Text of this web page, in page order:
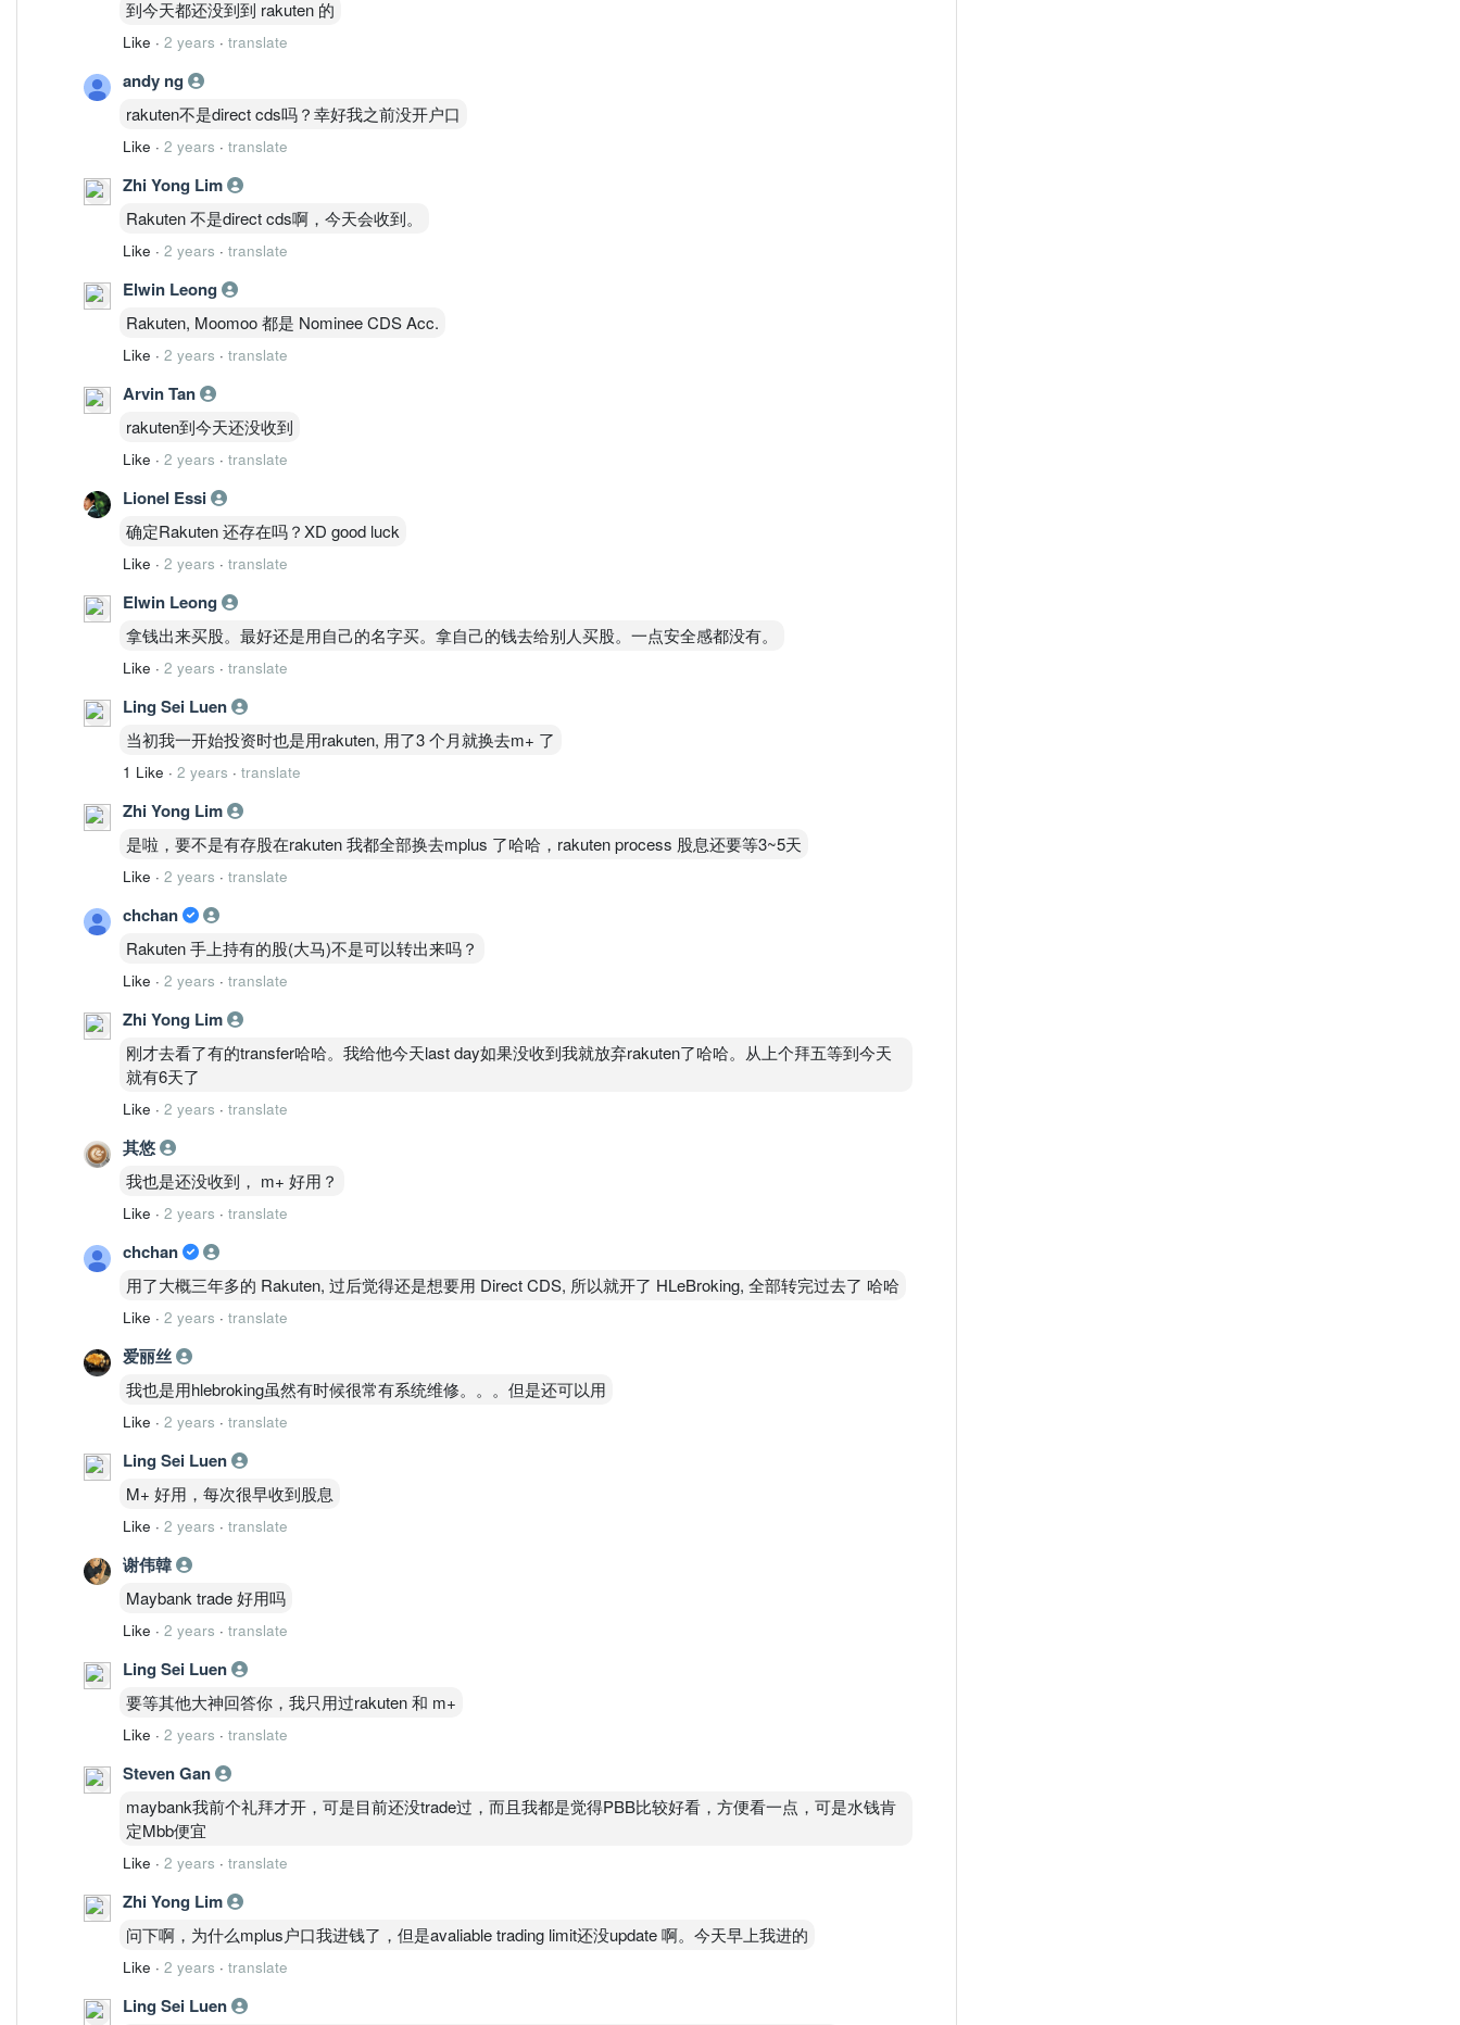
到今天都还没到到 rakuten 的
Like · 2 years · translate
andy ng
rakuten不是direct cds吗？幸好我之前没开户口
Like · 2 years · translate
Zhi Yong Lim
Rakuten 不是direct cds啊，今天会收到。
Like · 2 years · translate
Elwin Leong
Rakuten, Moomoo 都是 Nominee CDS Acc.
Like · 2 years · translate
Arvin Tan
rakuten到今天还没收到
Like · 2 years · translate
Lionel Essi
确定Rakuten 还存在吗？XD good luck
Like · 2 years · translate
Elwin Leong
拿钱出来买股。最好还是用自己的名字买。拿自己的钱去给别人买股。一点安全感都没有。
Like · 2 years · translate
Ling Sei Luen
当初我一开始投资时也是用rakuten, 用了3 个月就换去m+ 了
1 Like · 2 years · translate
Zhi Yong Lim
是啦，要不是有存股在rakuten 我都全部换去mplus 了哈哈，rakuten process 股息还要等3~5天
Like · 2 years · translate
chchan
Rakuten 手上持有的股(大马)不是可以转出来吗？
Like · 2 years · translate
Zhi Yong Lim
刚才去看了有的transfer哈哈。我给他今天last day如果没收到我就放弃rakuten了哈哈。从上个拜五等到今天
就有6天了
Like · 2 years · translate
其悠
我也是还没收到， m+ 好用？
Like · 2 years · translate
chchan
用了大概三年多的 Rakuten, 过后觉得还是想要用 Direct CDS, 所以就开了 HLeBroking, 全部转完过去了 哈哈
Like · 2 years · translate
爱丽丝
我也是用hlebroking虽然有时候很常有系统维修。。。但是还可以用
Like · 2 years · translate
Ling Sei Luen
M+ 好用，每次很早收到股息
Like · 2 years · translate
谢伟韓
Maybank trade 好用吗
Like · 2 years · translate
Ling Sei Luen
要等其他大神回答你，我只用过rakuten 和 m+
Like · 2 years · translate
Steven Gan
maybank我前个礼拜才开，可是目前还没trade过，而且我都是觉得PBB比较好看，方便看一点，可是水钱肯
定Mbb便宜
Like · 2 years · translate
Zhi Yong Lim
问下啊，为什么mplus户口我进钱了，但是avaliable trading limit还没update 啊。今天早上我进的
Like · 2 years · translate
Ling Sei Luen